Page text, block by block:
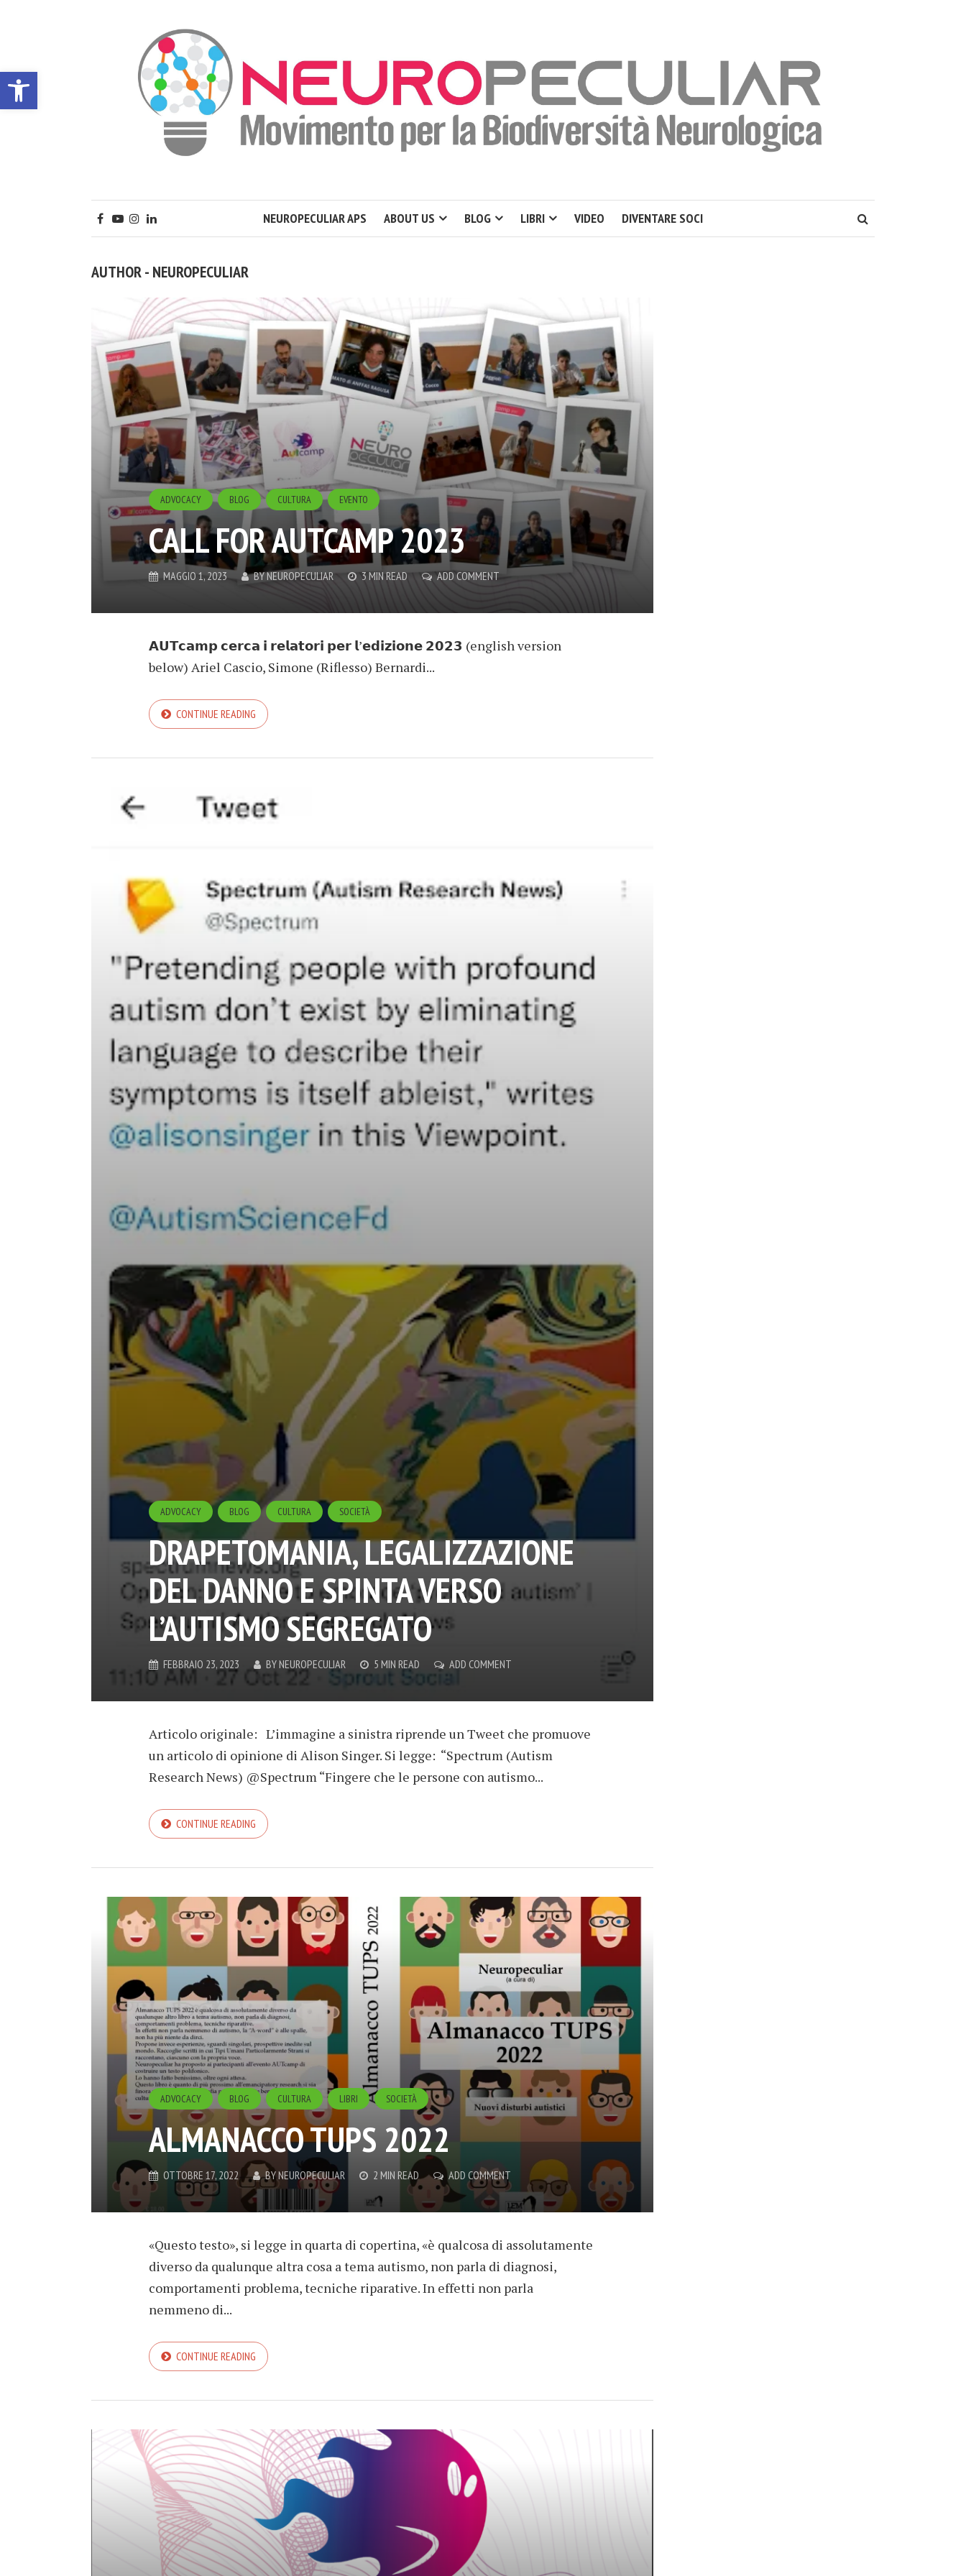
NEUROPECULIAR APS ABOUT US BLOG LIBRI VIDEO DIVENTARE SOCI
AUTHOR - NEUROPECULIAR
ADVOCACY BLOG CULTURA EVENTO
CALL FOR AUTCAMP 2023
MAGGIO 1, 2023 BYNEUROPECULIAR 3 MIN READ ADD COMMENT
𝗔𝗨𝗧𝗰𝗮𝗺𝗽 𝗰𝗲𝗿𝗰𝗮 𝗶 𝗿𝗲𝗹𝗮𝘁𝗼𝗿𝗶 𝗽𝗲𝗿 𝗹’𝗲𝗱𝗶𝘇𝗶𝗼𝗻𝗲 𝟮𝟬𝟮𝟯 (english version
below) Ariel Cascio, Simone (Riflesso) Bernardi...
CONTINUE READING
ADVOCACY BLOG CULTURA SOCIETÀ
DRAPETOMANIA, LEGALIZZAZIONE
DEL DANNO E SPINTA VERSO
L’AUTISMO SEGREGATO
FEBBRAIO 23, 2023 BYNEUROPECULIAR 5 MIN READ ADD COMMENT
Articolo originale: L’immagine a sinistra riprende un Tweet che promuove
un articolo di opinione di Alison Singer. Si legge: “Spectrum (Autism
Research News) @Spectrum “Fingere che le persone con autismo...
CONTINUE READING
ADVOCACY BLOG CULTURA LIBRI SOCIETÀ
ALMANACCO TUPS 2022
OTTOBRE 17, 2022 BYNEUROPECULIAR 2 MIN READ ADD COMMENT
«Questo testo», si legge in quarta di copertina, «è qualcosa di assolutamente
diverso da qualunque altra cosa a tema autismo, non parla di diagnosi,
comportamenti problema, tecniche riparative. In effetti non parla
nemmeno di...
CONTINUE READING
Apri la barra degli strumenti